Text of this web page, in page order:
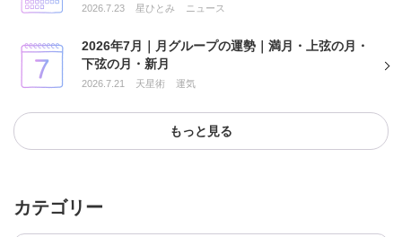
2026.7.23 星ひとみ ニュース
2026年7月｜月グループの運勢｜満月・上弦の月・
下弦の月・新月
2026.7.21 天星術 運気
もっと見る
カテゴリー